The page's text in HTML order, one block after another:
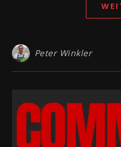
Peter Winkler